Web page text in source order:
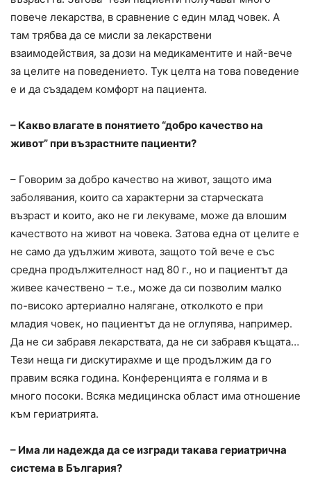
повече лекарства, в сравнение с един млад човек. А
там трябва да се мисли за лекарствени
взаимодействия, за дози на медикаментите и най-вече
за целите на поведението. Тук целта на това поведение
е и да създадем комфорт на пациента.
– Какво влагате в понятието “добро качество на
живот” при възрастните пациенти?
– Говорим за добро качество на живот, защото има
заболявания, които са характерни за старческата
възраст и които, ако не ги лекуваме, може да влошим
качеството на живот на човека. Затова една от целите е
не само да удължим живота, защото той вече е със
средна продължителност над 80 г., но и пациентът да
живее качествено – т.е., може да си позволим малко
по-високо артериално налягане, отколкото е при
младия човек, но пациентът да не оглупява, например.
Да не си забравя лекарствата, да не си забравя къщата…
Тези неща ги дискутирахме и ще продължим да го
правим всяка година. Конференцията е голяма и в
много посоки. Всяка медицинска област има отношение
към гериатрията.
– Има ли надежда да се изгради такава гериатрична
система в България?